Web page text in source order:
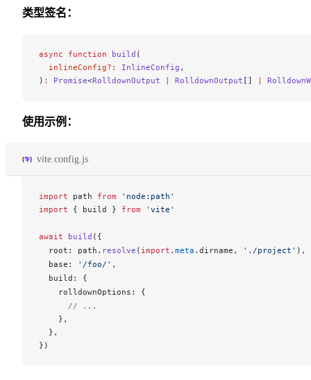
类型签名：
async function build (
  inlineConfig
?: InlineConfig ,
) : Promise<RolldownOutput RolldownOutput []
使用示例：
vite.config.js
import path from 'node:path'
import { build } from 'vite'
await build ({
root : path . resolve ( import . meta . dirname , './project' ),
base : '/foo/' ,
build : {
rolldownOptions : {
      // ...
    },
  },
})